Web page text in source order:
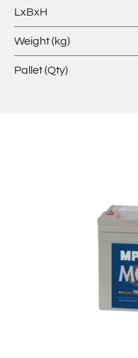
LxBxH
Weight (kg)
Pallet (Qty)